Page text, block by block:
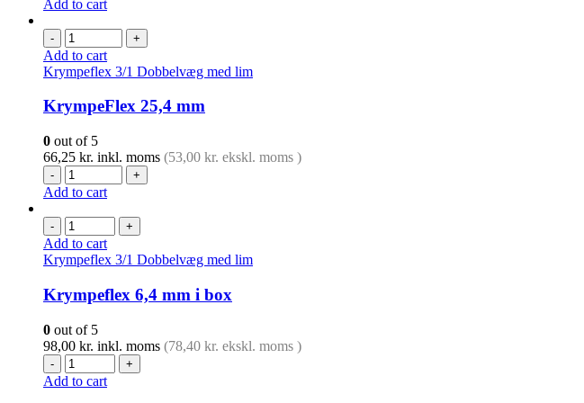
Add to cart
- +
Add to cart
Krympeflex 3/1 Dobbelvæg med lim
KrympeFlex 25,4 mm
0 out of 5
66,25 kr. inkl. moms (53,00 kr. ekskl. moms )
- +
Add to cart
- +
Add to cart
Krympeflex 3/1 Dobbelvæg med lim
Krympeflex 6,4 mm i box
0 out of 5
98,00 kr. inkl. moms (78,40 kr. ekskl. moms )
- +
Add to cart